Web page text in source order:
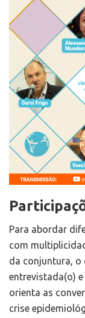
Para abordar
com
da conjuntura, o
entrevistada(o)
orienta as
crise